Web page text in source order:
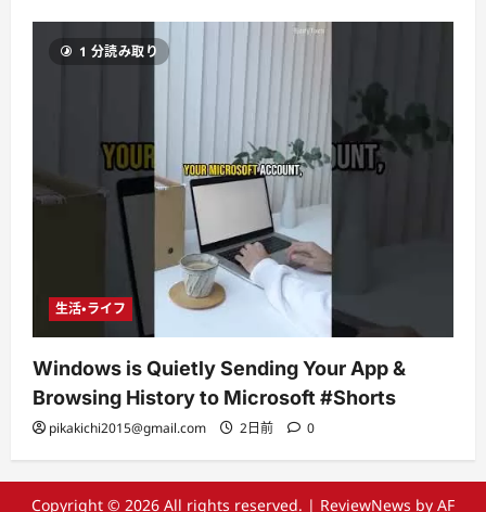
1 分読み取り
生活・ライフ
Windows is Quietly Sending Your App &
Browsing History to Microsoft #Shorts
pikakichi2015@gmail.com 2日前 0
Copyright © 2026 All rights reserved. | ReviewNews by AF